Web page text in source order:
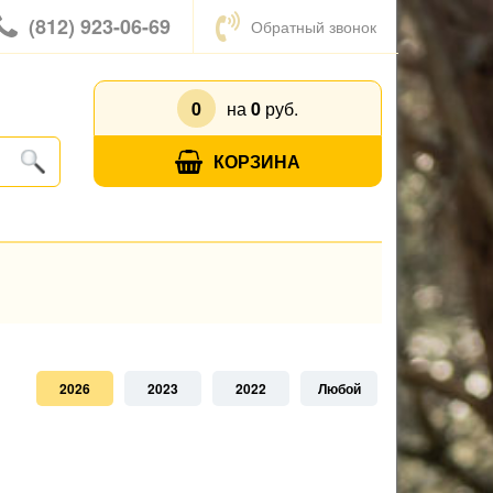
(812) 923-06-69 Обратный звонок
0 на 0руб.
КОРЗИНА
2026 2023 2022 Любой